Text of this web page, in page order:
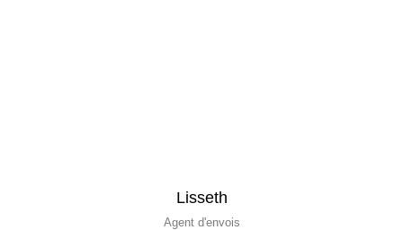
Lisseth
Agent d'envois